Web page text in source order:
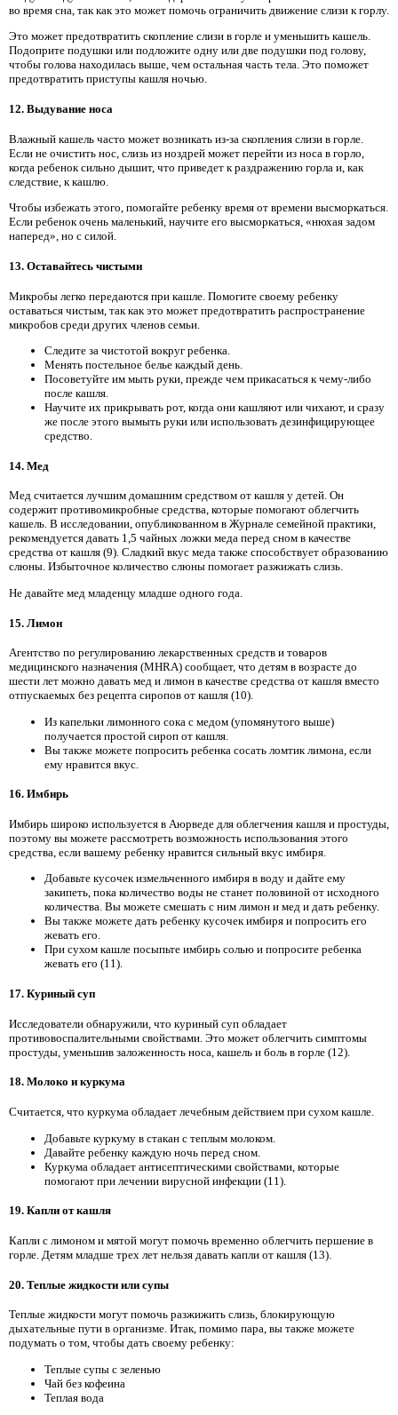
во время сна, так как это может помочь ограничить движение слизи к горлу.
Это может предотвратить скопление слизи в горле и уменьшить кашель.
Подоприте подушки или подложите одну или две подушки под голову,
чтобы голова находилась выше, чем остальная часть тела. Это поможет
предотвратить приступы кашля ночью.
12. Выдувание носа
Влажный кашель часто может возникать из-за скопления слизи в горле.
Если не очистить нос, слизь из ноздрей может перейти из носа в горло,
когда ребенок сильно дышит, что приведет к раздражению горла и, как
следствие, к кашлю.
Чтобы избежать этого, помогайте ребенку время от времени высморкаться.
Если ребенок очень маленький, научите его высморкаться, «нюхая задом
наперед», но с силой.
13. Оставайтесь чистыми
Микробы легко передаются при кашле. Помогите своему ребенку
оставаться чистым, так как это может предотвратить распространение
микробов среди других членов семьи.
Следите за чистотой вокруг ребенка.
Менять постельное белье каждый день.
Посоветуйте им мыть руки, прежде чем прикасаться к чему-либо
после кашля.
Научите их прикрывать рот, когда они кашляют или чихают, и сразу
же после этого вымыть руки или использовать дезинфицирующее
средство.
14. Мед
Мед считается лучшим домашним средством от кашля у детей. Он
содержит противомикробные средства, которые помогают облегчить
кашель. В исследовании, опубликованном в Журнале семейной практики,
рекомендуется давать 1,5 чайных ложки меда перед сном в качестве
средства от кашля (9). Сладкий вкус меда также способствует образованию
слюны. Избыточное количество слюны помогает разжижать слизь.
Не давайте мед младенцу младше одного года.
15. Лимон
Агентство по регулированию лекарственных средств и товаров
медицинского назначения (MHRA) сообщает, что детям в возрасте до
шести лет можно давать мед и лимон в качестве средства от кашля вместо
отпускаемых без рецепта сиропов от кашля (10).
Из капельки лимонного сока с медом (упомянутого выше)
получается простой сироп от кашля.
Вы также можете попросить ребенка сосать ломтик лимона, если
ему нравится вкус.
16. Имбирь
Имбирь широко используется в Аюрведе для облегчения кашля и простуды,
поэтому вы можете рассмотреть возможность использования этого
средства, если вашему ребенку нравится сильный вкус имбиря.
Добавьте кусочек измельченного имбиря в воду и дайте ему
закипеть, пока количество воды не станет половиной от исходного
количества. Вы можете смешать с ним лимон и мед и дать ребенку.
Вы также можете дать ребенку кусочек имбиря и попросить его
жевать его.
При сухом кашле посыпьте имбирь солью и попросите ребенка
жевать его (11).
17. Куриный суп
Исследователи обнаружили, что куриный суп обладает
противовоспалительными свойствами. Это может облегчить симптомы
простуды, уменьшив заложенность носа, кашель и боль в горле (12).
18. Молоко и куркума
Считается, что куркума обладает лечебным действием при сухом кашле.
Добавьте куркуму в стакан с теплым молоком.
Давайте ребенку каждую ночь перед сном.
Куркума обладает антисептическими свойствами, которые
помогают при лечении вирусной инфекции (11).
19. Капли от кашля
Капли с лимоном и мятой могут помочь временно облегчить першение в
горле. Детям младше трех лет нельзя давать капли от кашля (13).
20. Теплые жидкости или супы
Теплые жидкости могут помочь разжижить слизь, блокирующую
дыхательные пути в организме. Итак, помимо пара, вы также можете
подумать о том, чтобы дать своему ребенку:
Теплые супы с зеленью
Чай без кофеина
Теплая вода